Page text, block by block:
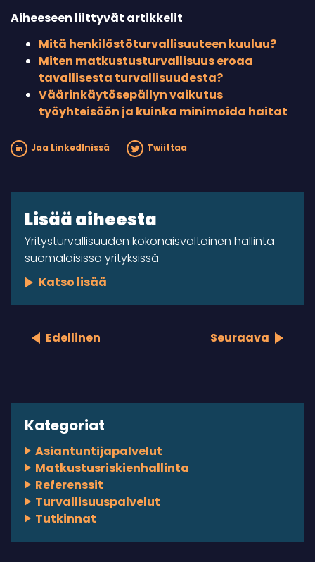
Aiheeseen liittyvät artikkelit
Mitä henkilöstöturvallisuuteen kuuluu?
Miten matkustusturvallisuus eroaa
tavallisesta turvallisuudesta?
Väärinkäytösepäilyn vaikutus
työyhteisöön ja kuinka minimoida haitat
Jaa LinkedInissä Twiittaa
Lisää aiheesta
Yritysturvallisuuden kokonaisvaltainen hallinta
suomalaisissa yrityksissä
Katso lisää
Edellinen Seuraava
Kategoriat
Asiantuntijapalvelut
Matkustusriskienhallinta
Referenssit
Turvallisuuspalvelut
Tutkinnat